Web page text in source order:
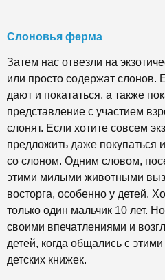
Слоновья ферма
Затем нас отвезли на
или просто содержат слонов.
дают и покататься, а также
представление с участием
слонят. Если хотите совсем
предложить даже покупаться
со слоном. Одним словом,
этими милыми животными
восторга, особенно у детей.
только один мальчик 10 лет.
своими впечатлениями и
детей, когда общались с
детских книжек.